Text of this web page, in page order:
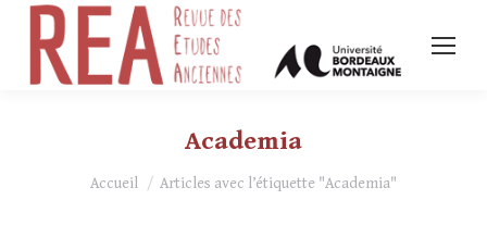
Academia
Vous êtes ici :
Accueil Articles avec l’étiquette "Academia"